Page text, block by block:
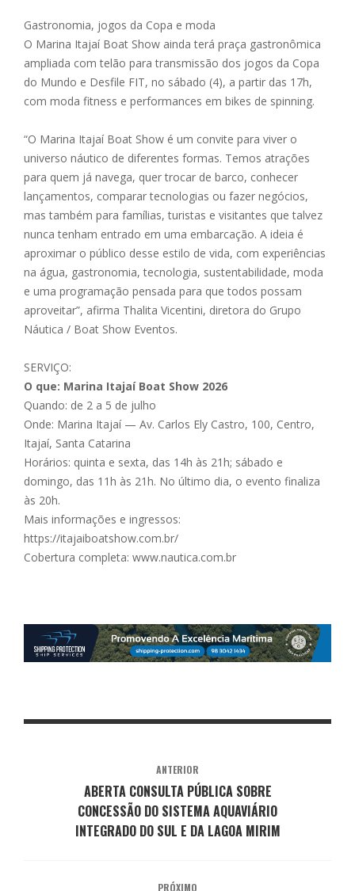
Gastronomia, jogos da Copa e moda
O Marina Itajaí Boat Show ainda terá praça gastronômica
ampliada com telão para transmissão dos jogos da Copa
do Mundo e Desfile FIT, no sábado (4), a partir das 17h,
com moda fitness e performances em bikes de spinning.
“O Marina Itajaí Boat Show é um convite para viver o
universo náutico de diferentes formas. Temos atrações
para quem já navega, quer trocar de barco, conhecer
lançamentos, comparar tecnologias ou fazer negócios,
mas também para famílias, turistas e visitantes que talvez
nunca tenham entrado em uma embarcação. A ideia é
aproximar o público desse estilo de vida, com experiências
na água, gastronomia, tecnologia, sustentabilidade, moda
e uma programação pensada para que todos possam
aproveitar”, afirma Thalita Vicentini, diretora do Grupo
Náutica / Boat Show Eventos.
SERVIÇO:
O que: Marina Itajaí Boat Show 2026
Quando: de 2 a 5 de julho
Onde: Marina Itajaí — Av. Carlos Ely Castro, 100, Centro,
Itajaí, Santa Catarina
Horários: quinta e sexta, das 14h às 21h; sábado e
domingo, das 11h às 21h. No último dia, o evento finaliza
às 20h.
Mais informações e ingressos:
https://itajaiboatshow.com.br/
Cobertura completa: www.nautica.com.br
ANTERIOR
ABERTA CONSULTA PÚBLICA SOBRE
CONCESSÃO DO SISTEMA AQUAVIÁRIO
INTEGRADO DO SUL E DA LAGOA MIRIM
PRÓXIMO